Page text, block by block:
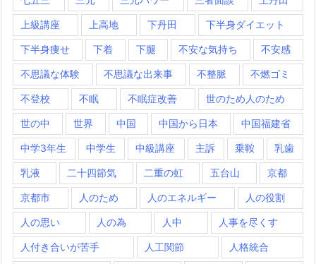
上級講座 上高地 下丹田 下半身ダイエット
下半身痩せ 下着 下腿 不安な気持ち 不安感
不思議な体験 不思議な出来事 不整脈 不燃ゴミ
不登校 不眠 不眠症改善 世のため人のため
世の中 世界 中国 中国から日本 中国福建省
中学3年生 中学生 中級講座 主訴 乗鞍 乳歯
乳液 二十四節気 二重の虹 五台山 京都
京都市 人のため 人のエネルギー 人の役割
人の思い 人の為 人中 人事を尽くす
人付き合いが苦手 人工関節 人格統合